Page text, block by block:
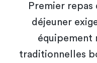
Premier
déjeuner
équipement
traditionnelles